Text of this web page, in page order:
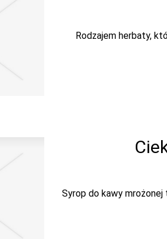
Rodzajem herbaty,
Syrop do kawy